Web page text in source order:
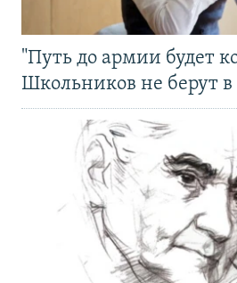
"Путь до армии будет
Школьников не берут в